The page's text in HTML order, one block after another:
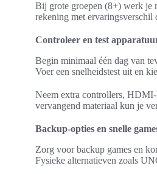
Bij grote groepen (8+) werk je
rekening met ervaringsverschil
Controleer en test
Begin minimaal één dag van
Voer een snelheidstest uit en
Neem extra controllers, HDMI-
vervangend materiaal kun je
Backup-opties en snelle
Zorg voor backup games en
Fysieke alternatieven zoals